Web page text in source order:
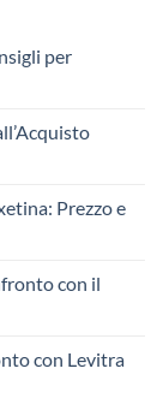
per
Prezzo e
con il
con Levitra